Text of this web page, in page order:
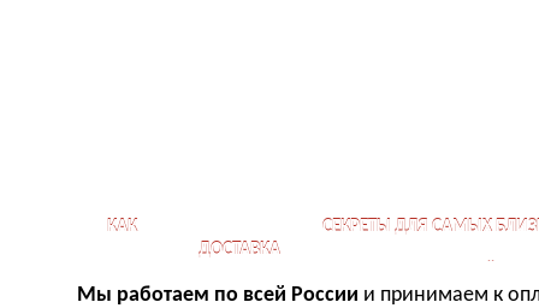
КАК
ДОСТАВКА
СЕКРЕТЫ ДЛЯ САМЫХ
Мы работаем по всей России и принимаем к